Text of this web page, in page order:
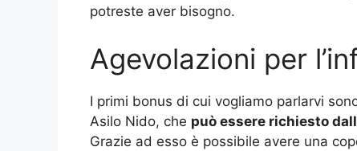
potreste aver bisogno.
Agevolazioni per
I primi bonus di cui vogliamo parlarvi
Asilo Nido, che può essere richiesto
Grazie ad esso è possibile avere una